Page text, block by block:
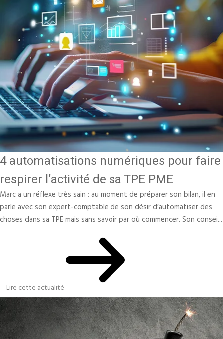
4 automatisations numériques pour faire
respirer l’activité de sa TPE PME
Marc a un réflexe très sain : au moment de préparer son bilan, il en
parle avec son expert-comptable de son désir d’automatiser des
choses dans sa TPE mais sans savoir par où commencer. Son consei...
Lire cette actualité